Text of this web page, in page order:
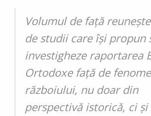
Volumul de faț­ă
de studii care își propun
investigheze raportarea
Ortodoxe faț­ă de
războiului, nu doar din
perspectivă istorică, ci